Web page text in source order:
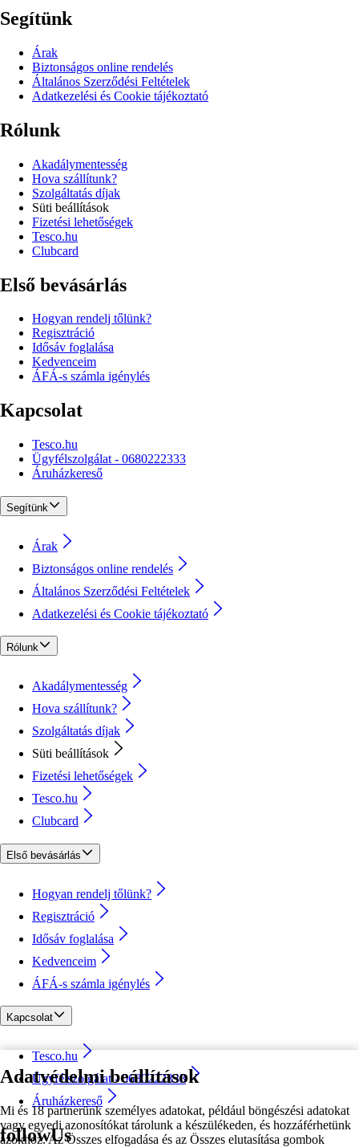
Adatvédelmi beállítások
Mi és 18 partnerünk személyes adatokat, például böngészési adatokat
vagy egyedi azonosítókat tárolunk a készülékeden, és hozzáférhetünk
azokhoz. Az Összes elfogadása és az Összes elutasítása gombok
Segítünk
Árak
Biztonságos online rendelés
Általános Szerződési Feltételek
Adatkezelési és Cookie tájékoztató
Rólunk
Akadálymentesség
Hova szállítunk?
Szolgáltatás díjak
Süti beállítások
Fizetési lehetőségek
Tesco.hu
Clubcard
Első bevásárlás
Hogyan rendelj tőlünk?
Regisztráció
Idősáv foglalása
Kedvenceim
ÁFÁ-s számla igénylés
Kapcsolat
Tesco.hu
Ügyfélszolgálat - 0680222333
Áruházkereső
Segítünk
Árak
Biztonságos online rendelés
Általános Szerződési Feltételek
Adatkezelési és Cookie tájékoztató
Rólunk
Akadálymentesség
Hova szállítunk?
Szolgáltatás díjak
Süti beállítások
Fizetési lehetőségek
Tesco.hu
Clubcard
Első bevásárlás
Hogyan rendelj tőlünk?
Regisztráció
Idősáv foglalása
Kedvenceim
ÁFÁ-s számla igénylés
Kapcsolat
Tesco.hu
Ügyfélszolgálat - 0680222333
Áruházkereső
followUs